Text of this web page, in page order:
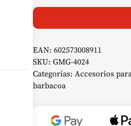
EAN: 602573008911
SKU: GMG-4024
Categorías: Accesorios
barbacoa